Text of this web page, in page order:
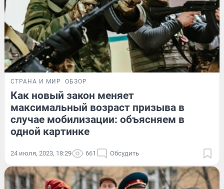
СТРАНА И МИР ОБЗОР
Как новый закон меняет
максимальный возраст призыва в
случае мобилизации: объясняем в
одной картинке
24 июля, 2023, 18:29 661 Обсудить